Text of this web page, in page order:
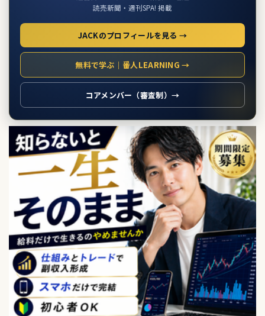
読売新聞・週刊SPA! 掲載
JACKのプロフィールを見る →
無料で学ぶ｜番人LEARNING →
コアメンバー（審査制）→